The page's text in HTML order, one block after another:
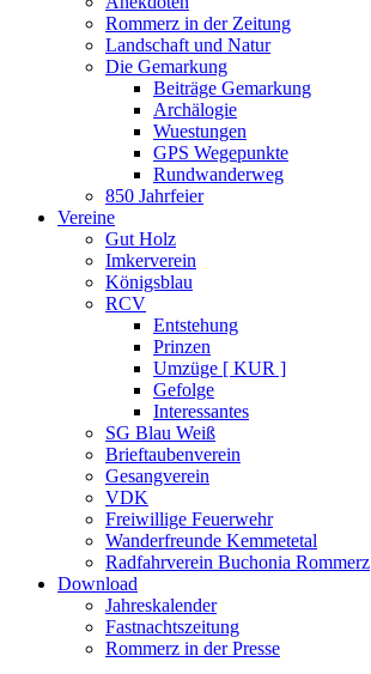
Rommerz in der Zeitung
Landschaft und Natur
Die Gemarkung
Beiträge Gemarkung
Archälogie
Wuestungen
GPS Wegepunkte
Rundwanderweg
850 Jahrfeier
Vereine
Gut Holz
Imkerverein
Königsblau
RCV
Entstehung
Prinzen
Umzüge [ KUR ]
Gefolge
Interessantes
SG Blau Weiß
Brieftaubenverein
Gesangverein
VDK
Freiwillige Feuerwehr
Wanderfreunde Kemmetetal
Radfahrverein Buchonia Rommerz
Download
Jahreskalender
Fastnachtszeitung
Rommerz in der Presse